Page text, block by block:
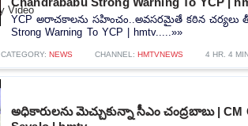
YCP అరాచకాలను సహించం..అవసరమైతే కఠిన చర్యలు
Strong Warning To YCP | hmtv.....»»
CATEGORY: NEWS CHANNEL: HMTVNEWS 4 HR. 4
అధికారులను మెచ్చుకున్నా సీఎం చంద్రబాబు | CM